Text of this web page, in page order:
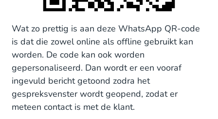
Wat zo prettig is aan deze WhatsApp QR-code
is dat die zowel online als offline gebruikt kan
worden. De code kan ook worden
gepersonaliseerd. Dan wordt er een vooraf
ingevuld bericht getoond zodra het
gespreksvenster wordt geopend, zodat er
meteen contact is met de klant.